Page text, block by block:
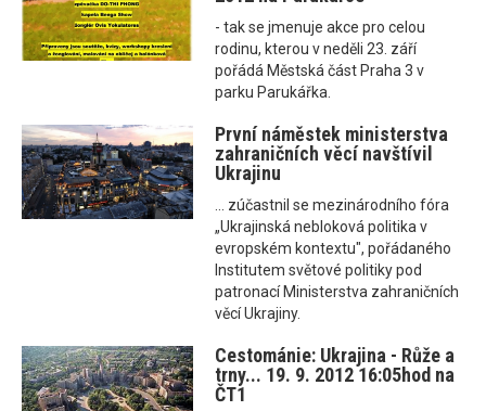
- tak se jmenuje akce pro celou
rodinu, kterou v neděli 23. září
pořádá Městská část Praha 3 v
parku Parukářka.
První náměstek ministerstva
zahraničních věcí navštívil
Ukrajinu
... zúčastnil se mezinárodního fóra
„Ukrajinská nebloková politika v
evropském kontextu", pořádaného
Institutem světové politiky pod
patronací Ministerstva zahraničních
věcí Ukrajiny.
Cestománie: Ukrajina - Růže a
trny... 19. 9. 2012 16:05hod na
ČT1